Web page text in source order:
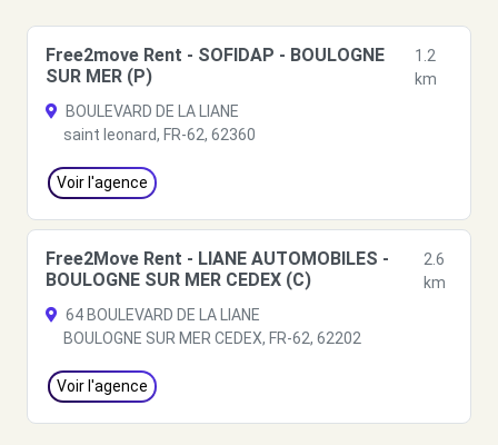
Free2move Rent - SOFIDAP - BOULOGNE
SUR MER (P)
1.2
km
BOULEVARD DE LA LIANE
saint leonard, FR-62, 62360
Voir l'agence
Free2Move Rent - LIANE AUTOMOBILES -
BOULOGNE SUR MER CEDEX (C)
2.6
km
64 BOULEVARD DE LA LIANE
BOULOGNE SUR MER CEDEX, FR-62, 62202
Voir l'agence